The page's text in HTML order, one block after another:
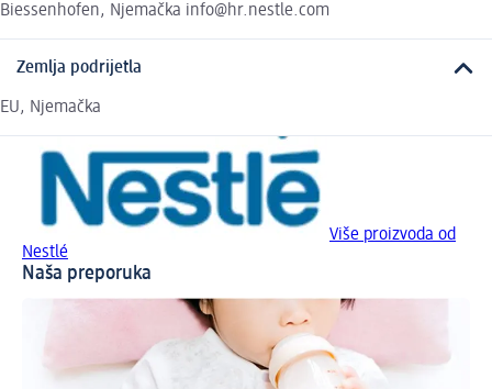
Biessenhofen, Njemačka info@hr.nestle.com
Zemlja podrijetla
EU, Njemačka
Više proizvoda od
Nestlé
Naša preporuka